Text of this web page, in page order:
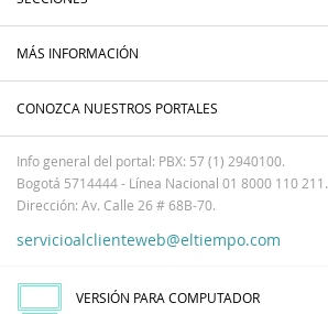
MÁS INFORMACIÓN
CONOZCA NUESTROS PORTALES
Info general del portal: PBX: 57 (1) 2940100.
Bogotá 5714444 - Línea Nacional 01 8000 110 211.
Dirección: Av. Calle 26 # 68B-70.
servicioalclienteweb@eltiempo.com
VERSIÓN PARA COMPUTADOR